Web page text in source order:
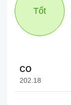
Tốt
CO
202.18